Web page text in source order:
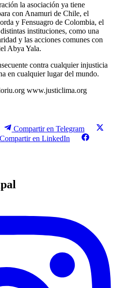
la asociación ya tiene
con Anamuri de Chile, el
y Fensuagro de Colombia, el
instituciones, como una
y las acciones comunes con
Abya Yala.
contra cualquier injusticia
en cualquier lugar del mundo.
www.justiclima.org
Compartir en Telegram
Compartir en LinkedIn